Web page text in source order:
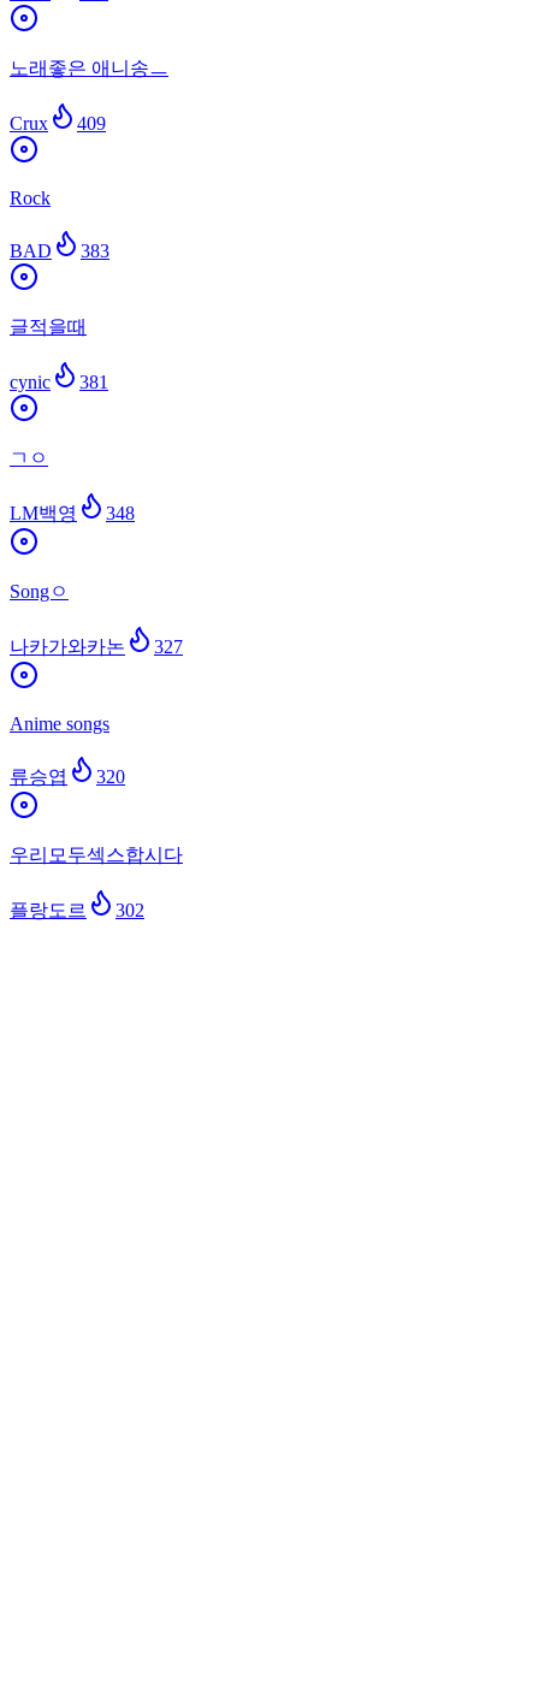
노래좋은 애니송ㅡ
Crux 409
Rock
BAD 383
글적을때
cynic 381
ㄱㅇ
LM백영 348
Songㅇ
나카가와카논 327
Anime songs
류승엽 320
우리모두섹스합시다
플랑도르 302